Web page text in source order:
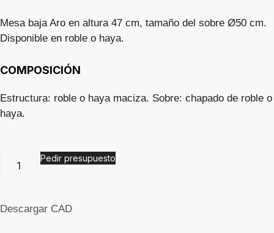
Mesa baja Aro en altura 47 cm, tamaño del sobre Ø50 cm.
Disponible en roble o haya.
COMPOSICIÓN
Estructura: roble o haya maciza. Sobre: chapado de roble o
haya.
Pedir presupuesto
Descargar CAD